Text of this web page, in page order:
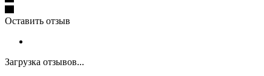
Оставить отзыв
Загрузка отзывов...